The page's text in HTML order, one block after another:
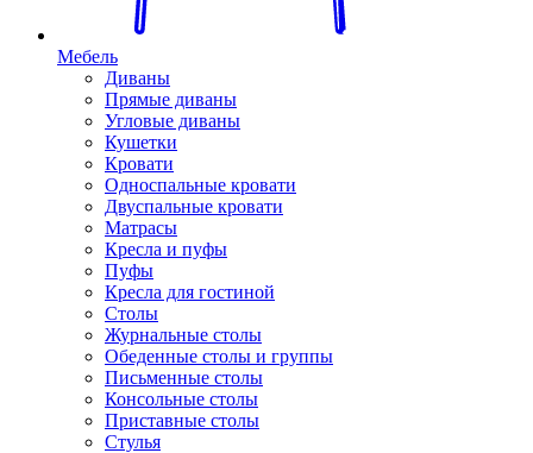
Мебель
Диваны
Прямые диваны
Угловые диваны
Кушетки
Кровати
Односпальные кровати
Двуспальные кровати
Матрасы
Кресла и пуфы
Пуфы
Кресла для гостиной
Столы
Журнальные столы
Обеденные столы и группы
Письменные столы
Консольные столы
Приставные столы
Стулья